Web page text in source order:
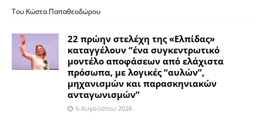
Του Κώστα Παπαθεοδώρου
22 πρώην στελέχη της «Ελπίδας»
καταγγέλουν “ένα συγκεντρωτικό
μοντέλο αποφάσεων από ελάχιστα
πρόσωπα, με λογικές “αυλών”,
μηχανισμών και παρασκηνιακών
ανταγωνισμών”
6 Αυγούστου 2026